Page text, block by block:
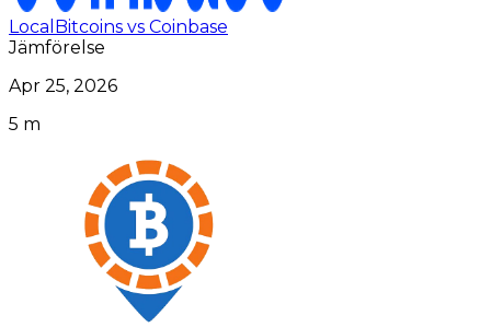
LocalBitcoins vs Coinbase
Jämförelse
Apr 25, 2026
5 m